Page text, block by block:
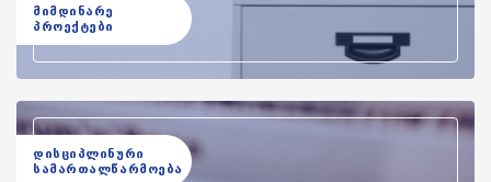
მიმდინარე
პროექტები
დისციპლინური
სამართალწარმოება